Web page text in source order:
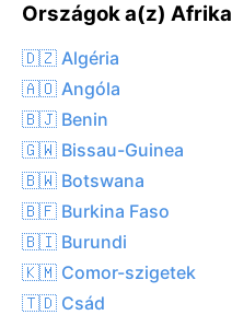
Országok a(z) Afrika
🇩🇿 Algéria
🇦🇴 Angóla
🇧🇯 Benin
🇬🇼 Bissau-Guinea
🇧🇼 Botswana
🇧🇫 Burkina Faso
🇧🇮 Burundi
🇰🇲 Comor-szigetek
🇹🇩 Csád